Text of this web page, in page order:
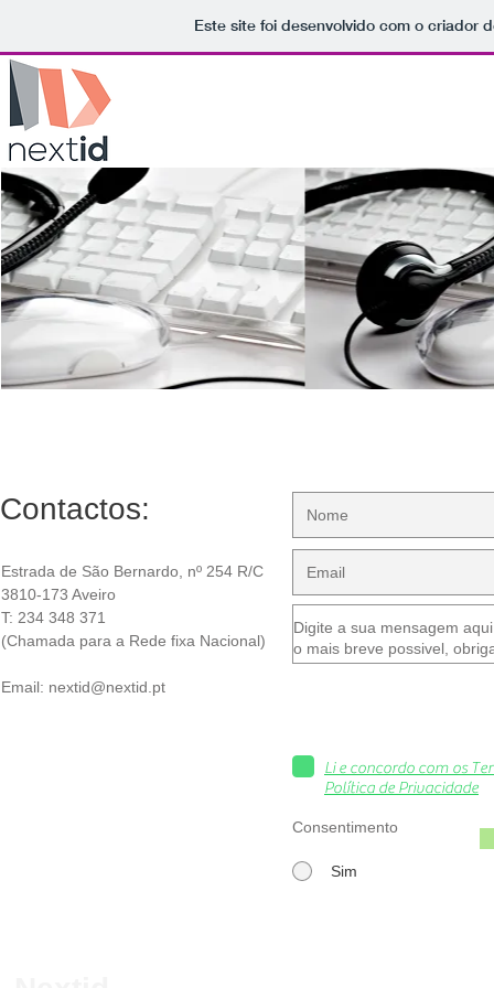
Este site foi desenvolvido com o criador
Contactos:
Estrada de São Bernardo, nº 254 R/C
3810-173 Aveiro
T: 234 348 371
(Chamada para a Rede fixa Nacional)
Email: nextid@nextid.pt
Li e concordo com os
Política de Privacidade
Consentimento
Sim